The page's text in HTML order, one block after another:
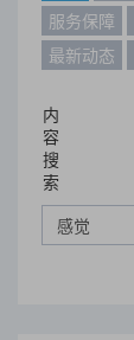
服务保障
最新动态
内
容
搜
索